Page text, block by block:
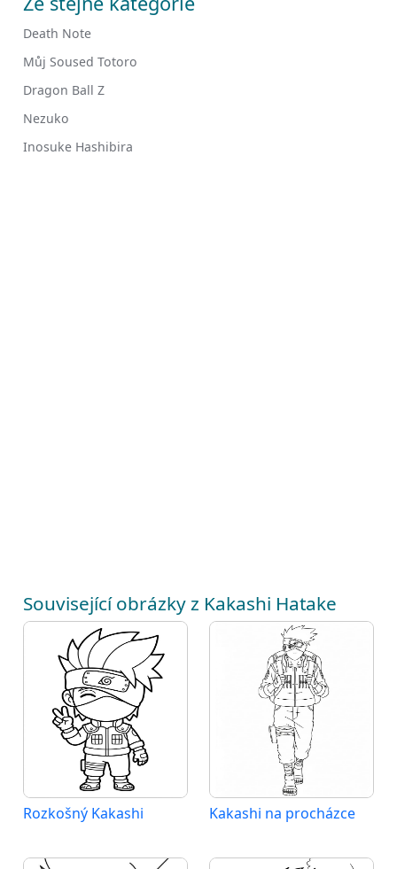
Death Note
Můj Soused Totoro
Dragon Ball Z
Nezuko
Inosuke Hashibira
Související obrázky z Kakashi Hatake
Rozkošný Kakashi Kakashi na procházce